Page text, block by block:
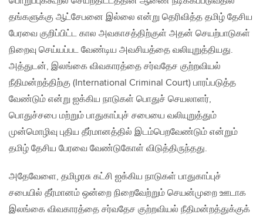
தங்களுக்கு ஆட்சேபனை இல்லை என்று தெரிவித்த தமிழ் தேசிய
பேரவை குறிப்பிட்ட கால அவகாசத்திற்குள் அதன் செயற்பாடுகள்
நிறைவு செய்யப்பட வேண்டிய அவசியத்தை வலியுறுத்தியது.
அத்துடன், இலங்கை விவகாரத்தை சர்வதேச குற்றவியல்
நீதிமன்றத்திற்கு (International Criminal Court) பாரப்படுத்த
வேண்டும் என்று ஐக்கிய நாடுகள் பொதுச் செயலாளர்,
பொதுச்சபை மற்றும் பாதுகாப்புச் சபையை வலியுறுத்தும்
முன்மொழிவு புதிய தீர்மானத்தில் இடம்பெறவேண்டும் என்றும்
தமிழ் தேசிய பேரவை வேண்டுகோள் விடுத்திருந்தது.
அதேவேளை, தமிழரசு கட்சி ஐக்கிய நாடுகள் பாதுகாப்புச்
சபையில் தீர்மானம் ஒன்றை நிறைவேற்றும் செயன்முறை ஊடாக
இலங்கை விவகாரத்தை சர்வதேச குற்றவியல் நீதிமன்றத்துக்குக்